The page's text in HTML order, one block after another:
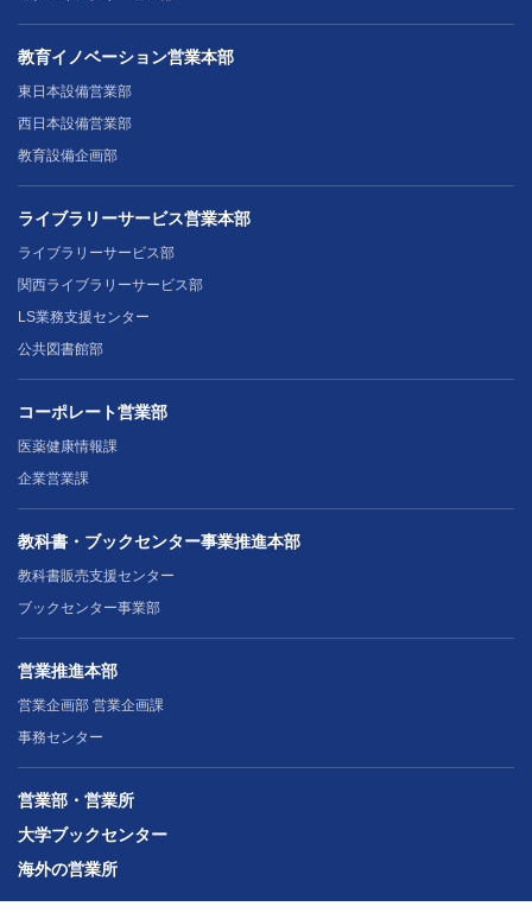
教育イノベーション営業本部
東日本設備営業部
西日本設備営業部
教育設備企画部
ライブラリーサービス営業本部
ライブラリーサービス部
関西ライブラリーサービス部
LS業務支援センター
公共図書館部
コーポレート営業部
医薬健康情報課
企業営業課
教科書・ブックセンター事業推進本部
教科書販売支援センター
ブックセンター事業部
営業推進本部
営業企画部 営業企画課
事務センター
営業部・営業所
大学ブックセンター
海外の営業所